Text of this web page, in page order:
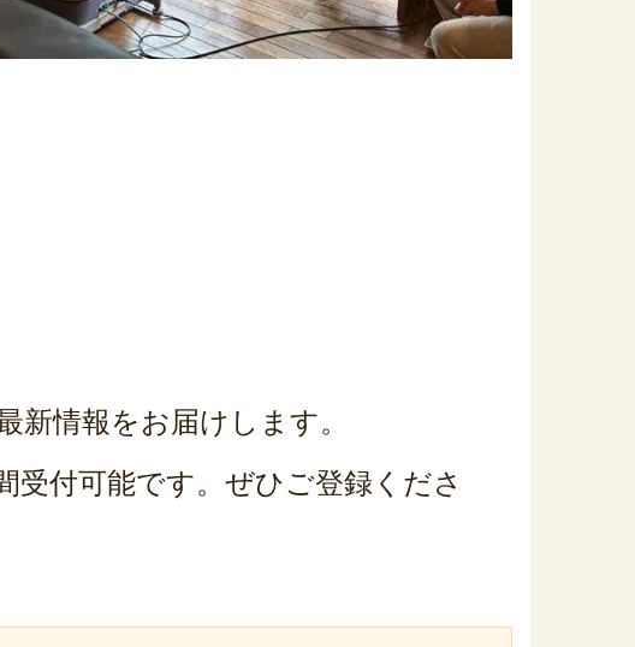
新情報をお届けします。
受付可能です。ぜひご登録くださ